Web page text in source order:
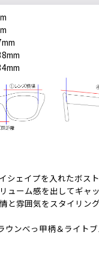
シェイプを入れたボスト
ューム感を出してギャッ
と雰囲気をスタイリング
ウンべっ甲柄＆ライトブ